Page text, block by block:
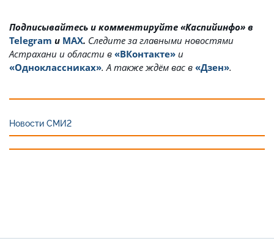
Подписывайтесь и комментируйте «Каспийинфо» в
Telegram и MAX. Cледите за главными новостями
Астрахани и области в «ВКонтакте» и
«Одноклассниках». А также ждём вас в «Дзен».
Новости СМИ2